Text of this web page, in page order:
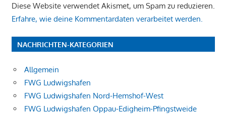
Diese Website verwendet Akismet, um Spam zu reduzieren.
Erfahre, wie deine Kommentardaten verarbeitet werden.
NACHRICHTEN-KATEGORIEN
Allgemein
FWG Ludwigshafen
FWG Ludwigshafen Nord-Hemshof-West
FWG Ludwigshafen Oppau-Edigheim-Pfingstweide